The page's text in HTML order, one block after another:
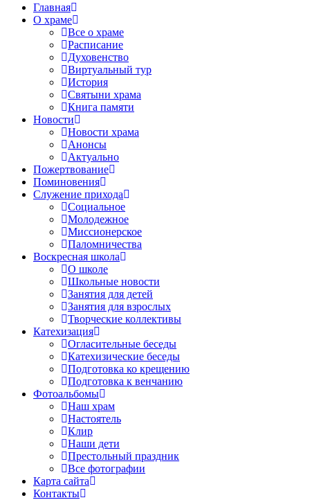
Главная
О храме
Все о храме
Расписание
Духовенство
Виртуальный тур
История
Святыни храма
Книга памяти
Новости
Новости храма
Анонсы
Актуально
Пожертвование
Поминовения
Служение прихода
Социальное
Молодежное
Миссионерское
Паломничества
Воскресная школа
О школе
Школьные новости
Занятия для детей
Занятия для взрослых
Творческие коллективы
Катехизация
Огласительные беседы
Катехизические беседы
Подготовка ко крещению
Подготовка к венчанию
Фотоальбомы
Наш храм
Настоятель
Клир
Наши дети
Престольный праздник
Все фотографии
Карта сайта
Контакты